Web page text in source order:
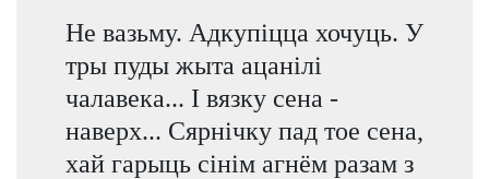
Не вазьму. Адкупіцца хочуць. У
тры пуды жыта ацанілі
чалавека... І вязку сена -
наверх... Сярнічку пад тое сена,
хай гарыць сінім агнём разам з